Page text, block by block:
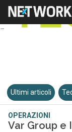
Ultimi articoli
OPERAZIONI
Var Group e